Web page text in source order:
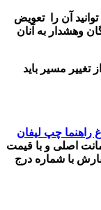
آن را تعویض
وهشدار به آنان
باشید که 100 متر قبل از تغییر مسیر باید
راهنما چپ لیفان
اصلی و با قیمت
با شماره درج